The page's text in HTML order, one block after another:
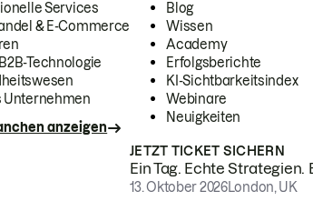
Services
& E-Commerce
Technologie
Unternehmen
anzeigen
Blog
Wissen
Academy
Erfolgsberichte
KI-Sichtbarkeitsindex
Webinare
Neuigkeiten
JETZT TICKET SICHERN
Ein Tag. Echte
13. Oktober 2026London, UK